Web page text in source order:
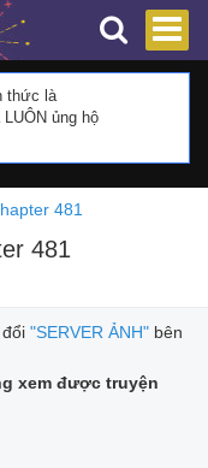
thức là
ủng hộ
481
481
"SERVER ẢNH"bên
xem được truyện